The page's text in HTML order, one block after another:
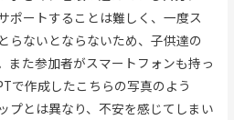
ポートすることは難しく、一度ス
らないとならないため、子供達の
また参加者がスマートフォンも持っ
で作成したこちらの写真のよう
プとは異なり、不安を感じてしまい